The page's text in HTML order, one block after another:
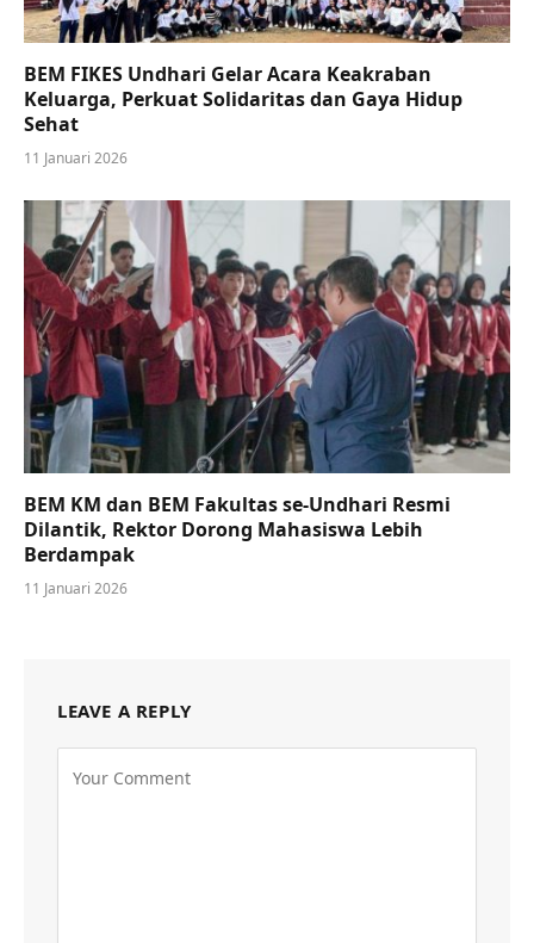
BEM FIKES Undhari Gelar Acara Keakraban
Keluarga, Perkuat Solidaritas dan Gaya Hidup
Sehat
11 Januari 2026
BEM KM dan BEM Fakultas se-Undhari Resmi
Dilantik, Rektor Dorong Mahasiswa Lebih
Berdampak
11 Januari 2026
LEAVE A REPLY